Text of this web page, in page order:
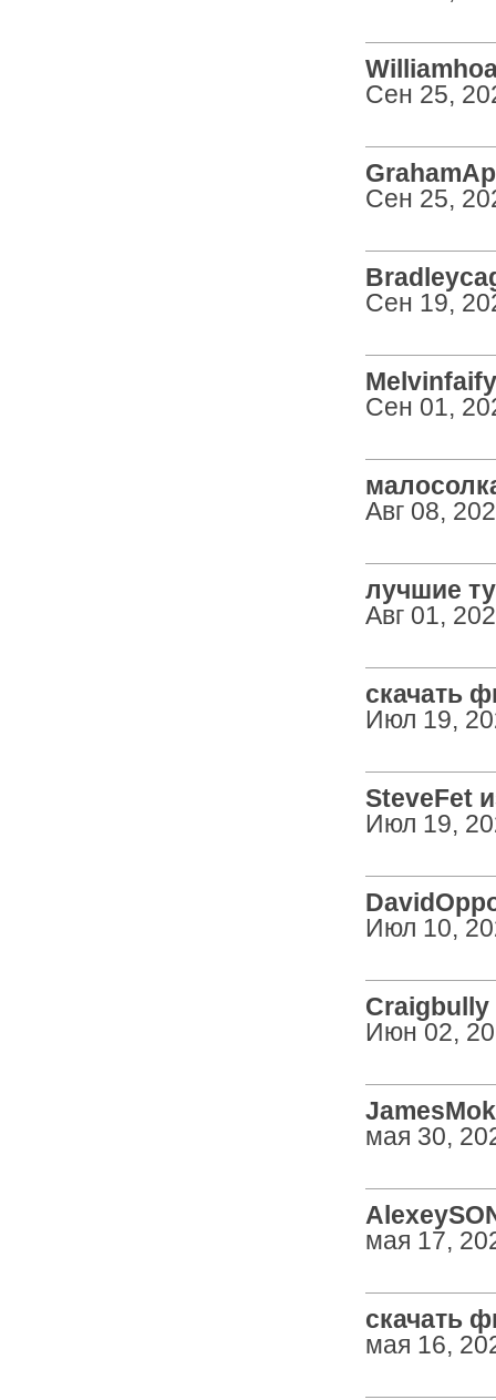
Сен 25,
Сен 25,
Сен 19,
Melvinfaify
Сен 01,
Авг 08,
лучшие
Авг 01,
скачать
Июл 19,
SteveFet
Июл 19,
Июл 10,
Craigbully
Июн 02,
JamesMok
мая 30,
мая 17,
скачать
мая 16,